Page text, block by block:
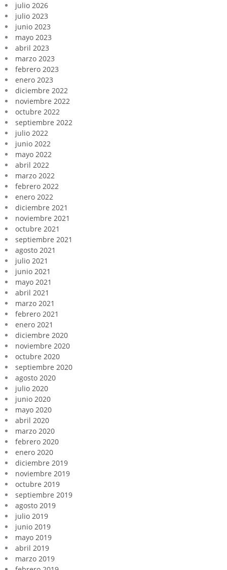
julio 2026
julio 2023
junio 2023
mayo 2023
abril 2023
marzo 2023
febrero 2023
enero 2023
diciembre 2022
noviembre 2022
octubre 2022
septiembre 2022
julio 2022
junio 2022
mayo 2022
abril 2022
marzo 2022
febrero 2022
enero 2022
diciembre 2021
noviembre 2021
octubre 2021
septiembre 2021
agosto 2021
julio 2021
junio 2021
mayo 2021
abril 2021
marzo 2021
febrero 2021
enero 2021
diciembre 2020
noviembre 2020
octubre 2020
septiembre 2020
agosto 2020
julio 2020
junio 2020
mayo 2020
abril 2020
marzo 2020
febrero 2020
enero 2020
diciembre 2019
noviembre 2019
octubre 2019
septiembre 2019
agosto 2019
julio 2019
junio 2019
mayo 2019
abril 2019
marzo 2019